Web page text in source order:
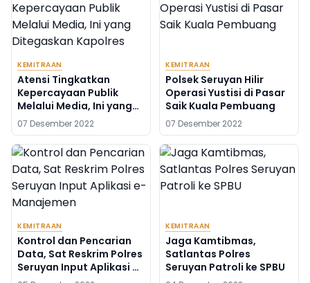
KEMITRAAN
Atensi Tingkatkan
Kepercayaan Publik
Melalui Media, Ini yang
Ditegaskan Kapolres
Seruyan
07 Desember 2022
KEMITRAAN
Polsek Seruyan Hilir
Operasi Yustisi di Pasar
Saik Kuala Pembuang
07 Desember 2022
KEMITRAAN
Kontrol dan Pencarian
Data, Sat Reskrim Polres
Seruyan Input Aplikasi e-
Manajemen
KEMITRAAN
Jaga Kamtibmas,
Satlantas Polres
Seruyan Patroli ke SPBU